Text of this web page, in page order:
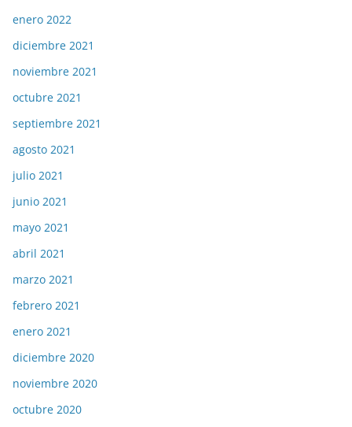
enero 2022
diciembre 2021
noviembre 2021
octubre 2021
septiembre 2021
agosto 2021
julio 2021
junio 2021
mayo 2021
abril 2021
marzo 2021
febrero 2021
enero 2021
diciembre 2020
noviembre 2020
octubre 2020